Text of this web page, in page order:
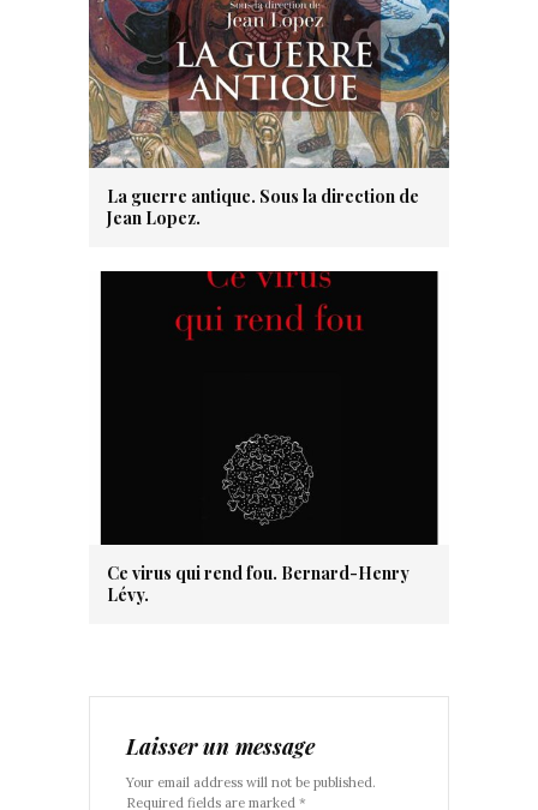
La guerre antique. Sous la direction de
Jean Lopez.
Ce virus qui rend fou. Bernard-Henry
Lévy.
Laisser un message
Your email address will not be published.
Required fields are marked *